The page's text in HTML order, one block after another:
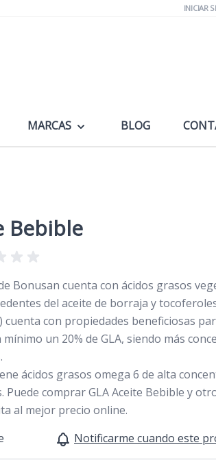
INICIAR
MARCAS BLOG
Bebible
Bonusan cuenta con ácidos grasos
del aceite de borraja y
cuenta con propiedades beneficiosas
un 20% de GLA, siendo más
ácidos grasos omega 6 de alta
Puede comprar GLA Aceite Bebible y
al mejor precio online.
Notificarme cuando este